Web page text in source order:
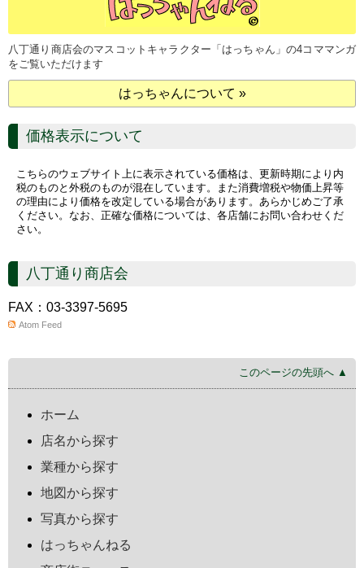
八丁通り商店会のマスコットキャラクター「はっちゃん」の4コママンガ
をご覧いただけます
はっちゃんについて »
価格表示について
こちらのウェブサイト上に表示されている価格は、更新時期により内
税のものと外税のものが混在しています。また消費増税や物価上昇等
の理由により価格を改定している場合があります。あらかじめご了承
ください。なお、正確な価格については、各店舗にお問い合わせくだ
さい。
八丁通り商店会
FAX：03-3397-5695
Atom Feed
このページの先頭へ ▲
ホーム
店名から探す
業種から探す
地図から探す
写真から探す
はっちゃんねる